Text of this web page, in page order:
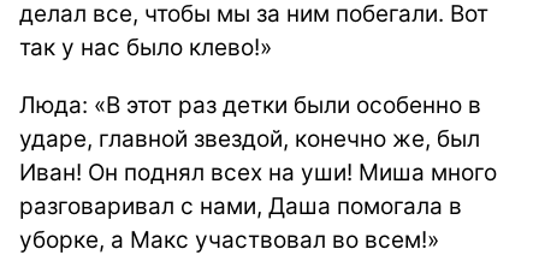
делал все, чтобы мы за ним побегали. Вот
так у нас было клево!»
Люда: «В этот раз детки были особенно в
ударе, главной звездой, конечно же, был
Иван! Он поднял всех на уши! Миша много
разговаривал с нами, Даша помогала в
уборке, а Макс участвовал во всем!»